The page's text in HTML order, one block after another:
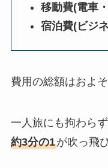
移動費(電車
宿泊費(ビジ
費用の総額はおよそ
一人旅にも拘わらず
約3分の1が吹っ飛